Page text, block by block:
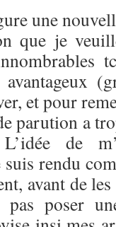
une
que je
et pour
parution a
de
rendu
avant de
poser